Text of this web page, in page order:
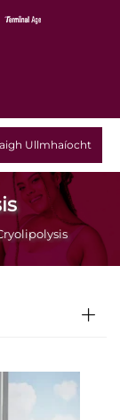
Ullmhaíocht